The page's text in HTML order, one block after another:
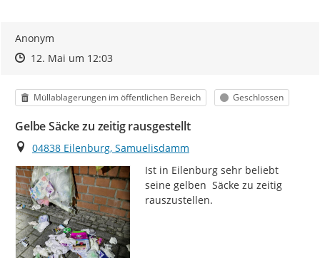
Anonym
Zeitpunkt des Erstellens
Zeitpunkt des Erstellens
12. Mai um 12:03Zur Äußerung
Kategorie
Müllablagerungen im öffentlichen Bereich Status
Geschlossen
Gelbe Säcke zu zeitig rausgestellt
Ort
04838 Eilenburg, Samuelisdamm
Ist in Eilenburg sehr beliebt
seine gelben  Säcke zu zeitig
rauszustellen.